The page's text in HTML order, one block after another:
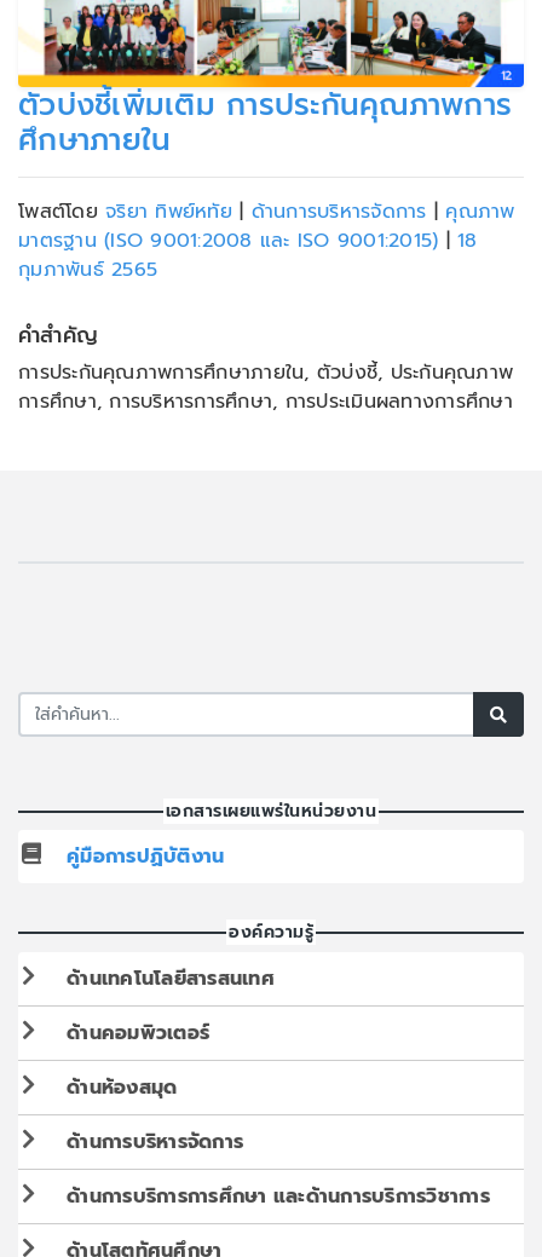
ตัวบ่งชี้เพิ่มเติม การประกันคุณภาพการ
ศึกษาภายใน
โพสต์โดย จริยา ทิพย์หทัย | ด้านการบริหารจัดการ | คุณภาพ
มาตรฐาน (ISO 9001:2008 และ ISO 9001:2015) | 18
กุมภาพันธ์ 2565
คำสำคัญ
การประกันคุณภาพการศึกษาภายใน, ตัวบ่งชี้, ประกันคุณภาพ
การศึกษา, การบริหารการศึกษา, การประเมินผลทางการศึกษา
เอกสารเผยแพร่ในหน่วยงาน
คู่มือการปฏิบัติงาน
องค์ความรู้
ด้านเทคโนโลยีสารสนเทศ
ด้านคอมพิวเตอร์
ด้านห้องสมุด
ด้านการบริหารจัดการ
ด้านการบริการการศึกษา และด้านการบริการวิชาการ
ด้านโสตทัศนศึกษา